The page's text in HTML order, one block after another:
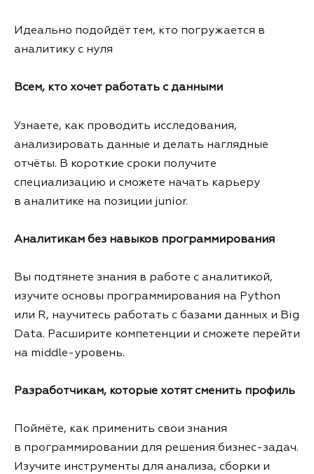
Идеально подойдёт тем, кто погружается в
аналитику с нуля
Всем, кто хочет работать с данными
Узнаете, как проводить исследования,
анализировать данные и делать наглядные
отчёты. В короткие сроки получите
специализацию и сможете начать карьеру
в аналитике на позиции junior.
Аналитикам без навыков программирования
Вы подтянете знания в работе с аналитикой,
изучите основы программирования на Python
или R, научитесь работать с базами данных и Big
Data. Расширите компетенции и сможете перейти
на middle-уровень.
Разработчикам, которые хотят сменить профиль
Поймёте, как применить свои знания
в программировании для решения бизнес-задач.
Изучите инструменты для анализа, сборки и